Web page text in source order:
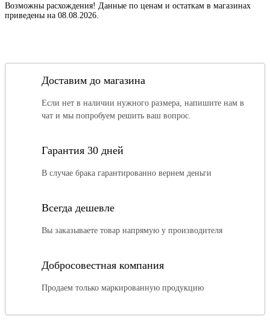
Возможны расхождения! Данные по ценам и остаткам в магазинах
приведены на 08.08.2026.
Доставим до магазина
Если нет в наличии нужного размера, напишите нам в
чат и мы попробуем решить ваш вопрос.
Гарантия 30 дней
В случае брака гарантированно вернем деньги
Всегда дешевле
Вы заказываете товар напрямую у производителя
Добросовестная компания
Продаем только маркированную продукцию